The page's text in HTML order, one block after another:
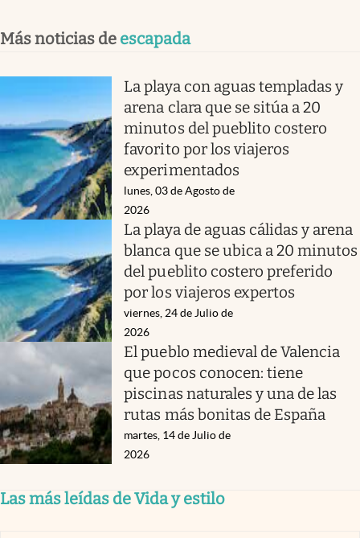
Más noticias de escapada
La playa con aguas templadas y
arena clara que se sitúa a 20
minutos del pueblito costero
favorito por los viajeros
experimentados
lunes, 03 de Agosto de
2026
La playa de aguas cálidas y arena
blanca que se ubica a 20 minutos
del pueblito costero preferido
por los viajeros expertos
viernes, 24 de Julio de
2026
El pueblo medieval de Valencia
que pocos conocen: tiene
piscinas naturales y una de las
rutas más bonitas de España
martes, 14 de Julio de
2026
Las más leídas de Vida y estilo